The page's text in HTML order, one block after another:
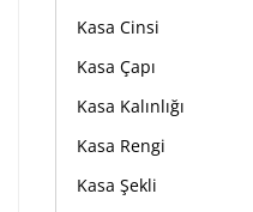
Kasa Cinsi
Kasa Çapı
Kasa Kalınlığı
Kasa Rengi
Kasa Şekli